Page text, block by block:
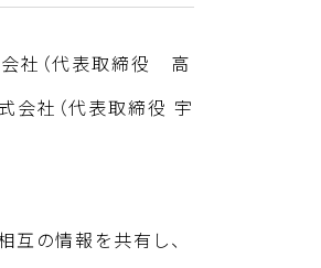
会社（代表取締役 高
会社（代表取締役 宇
の情報を共有し、